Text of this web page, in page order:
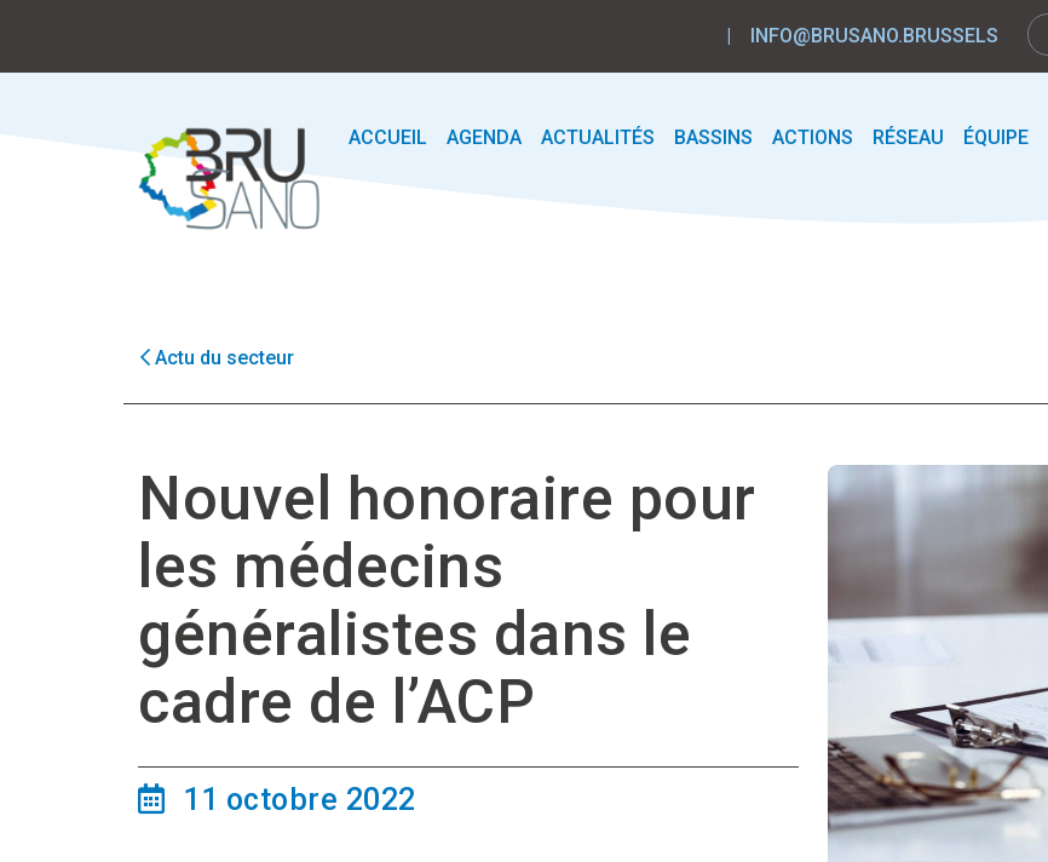
| INFO@BRUSANO.BRUSSELS
ACCUEIL AGENDA ACTUALITÉS BASSINS ACTIONS RÉSEAU ÉQUIPE
Actu du secteur
Nouvel honoraire pour
les médecins
généralistes dans le
cadre de l’ACP
11 octobre 2022